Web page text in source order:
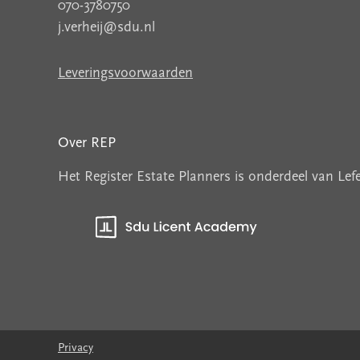
070-3780750
j.verheij@sdu.nl
Leveringsvoorwaarden
Over REP
Het Register Estate Planners is onderdeel van
Privacy